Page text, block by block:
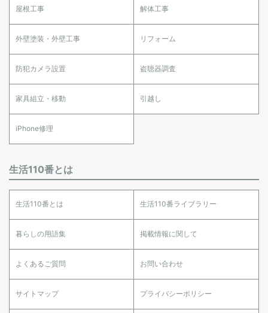
屋根工事 解体工事
外壁塗装・外壁工事 リフォーム
防犯カメラ設置 盗聴器調査
家具組立・移動 引越し
iPhone修理
生活110番とは
生活110番とは 生活110番ライブラリー
暮らしの用語集 掲載情報に関して
よくあるご質問 お問い合わせ
サイトマップ プライバシーポリシー